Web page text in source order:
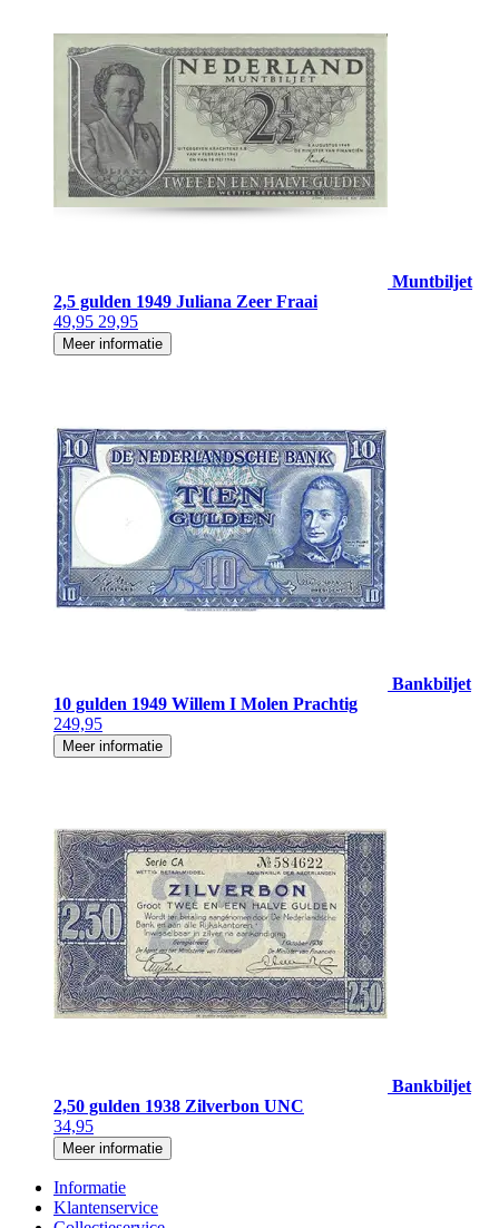
Muntbiljet
2,5 gulden 1949 Juliana Zeer Fraai
49,95 29,95
Meer informatie
Bankbiljet
10 gulden 1949 Willem I Molen Prachtig
249,95
Meer informatie
Bankbiljet
2,50 gulden 1938 Zilverbon UNC
34,95
Meer informatie
Informatie
Klantenservice